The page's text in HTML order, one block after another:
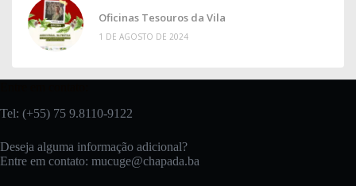
Oficinas Tesouros da Vila
1 DE AGOSTO DE 2024
Tel: (+55) 75 9.8110-9122
Deseja alguma informação adicional?
Entre em contato: mucuge@chapada.ba